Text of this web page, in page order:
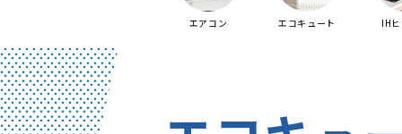
エアコン エコキュート IH